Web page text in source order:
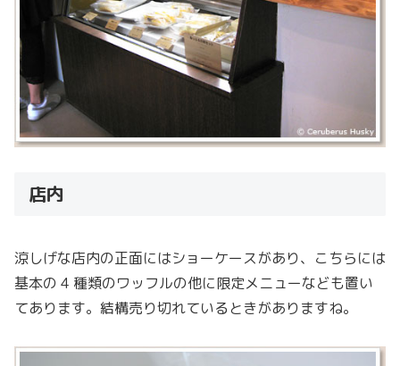
店内
涼しげな店内の正面にはショーケースがあり、こちらには
基本の 4 種類のワッフルの他に限定メニューなども置い
てあります。結構売り切れているときがありますね。